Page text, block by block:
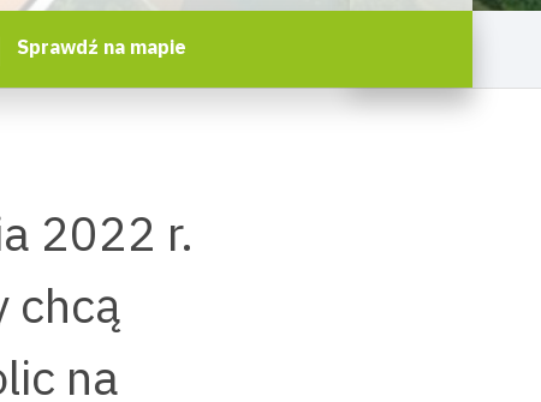
Sprawdź na mapie
2022 r.
chcą
na